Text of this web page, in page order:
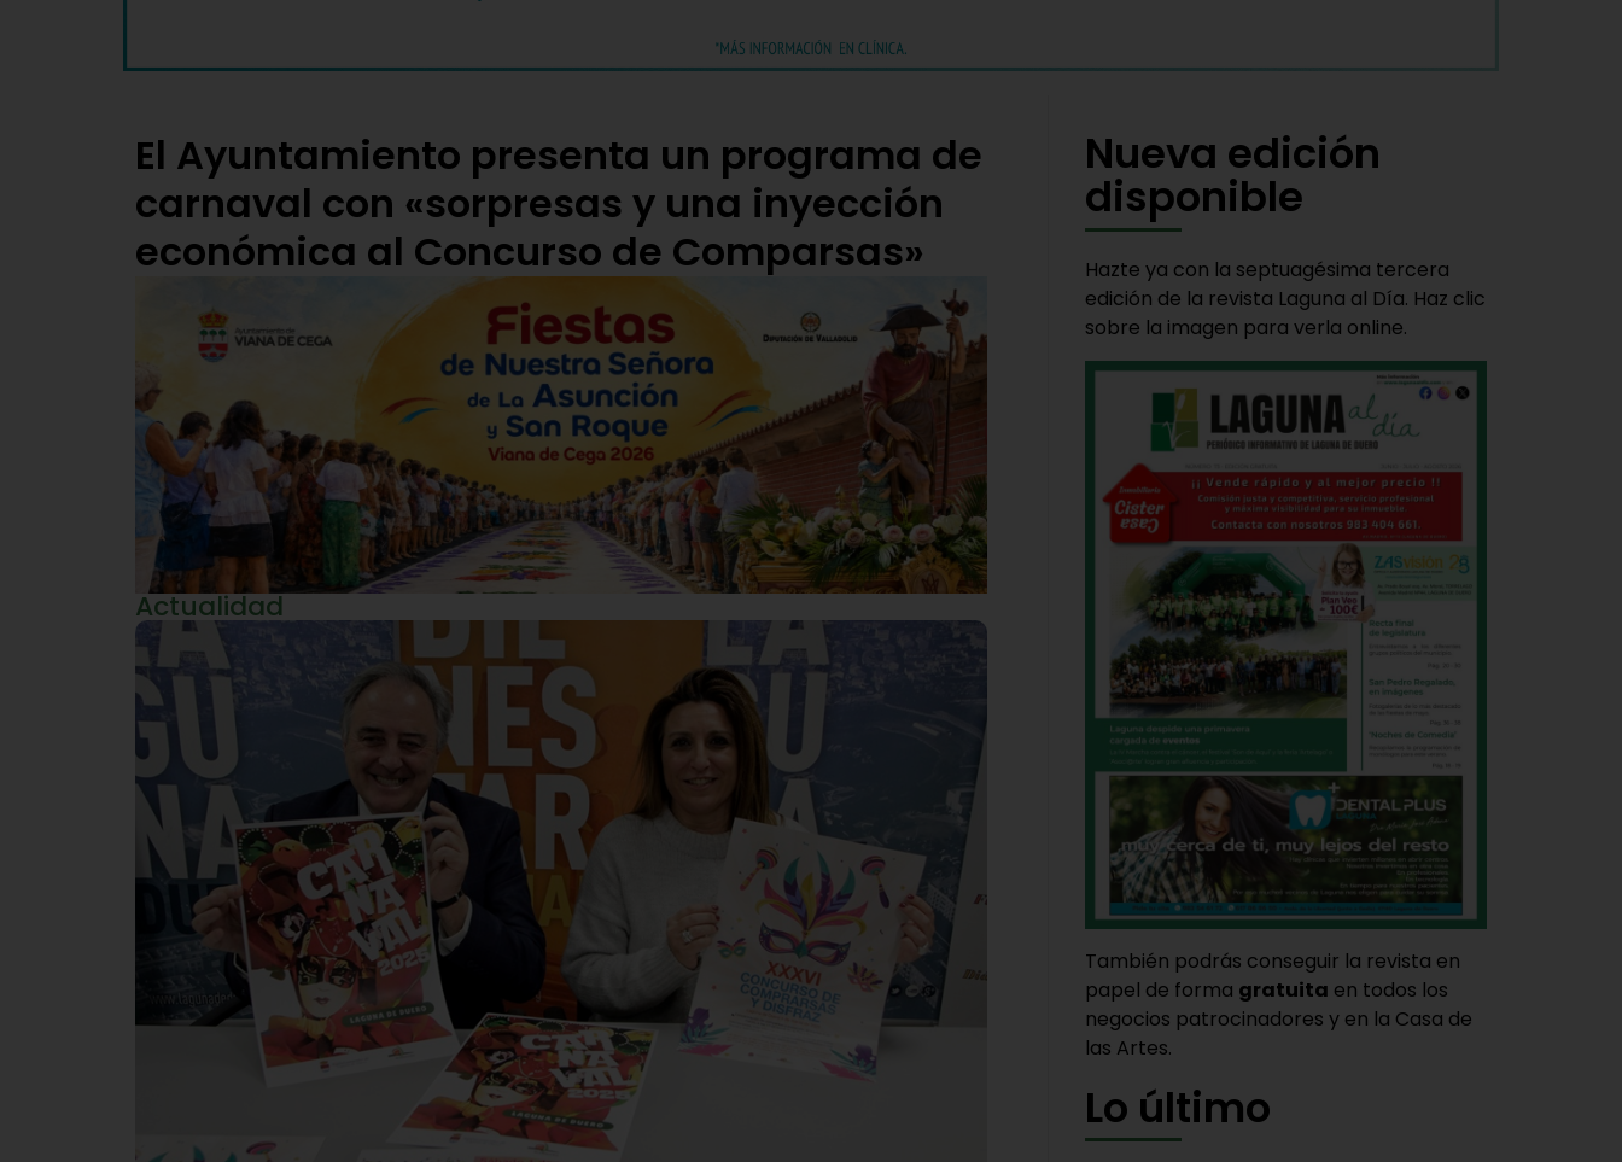
El Ayuntamiento presenta un programa de
carnaval con «sorpresas y una inyección
económica al Concurso de Comparsas»
Actualidad
Nueva edición
disponible
Hazte ya con la septuagésima tercera
edición de la revista Laguna al Día. Haz clic
sobre la imagen para verla online.
También podrás conseguir la revista en
papel de forma gratuita en todos los
negocios patrocinadores y en la Casa de
las Artes.
Lo último